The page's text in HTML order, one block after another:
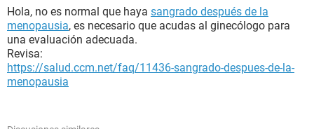
Hola, no es normal que haya sangrado después de la
menopausia, es necesario que acudas al ginecólogo para
una evaluación adecuada.
Revisa:
https://salud.ccm.net/faq/11436-sangrado-despues-de-la-
menopausia